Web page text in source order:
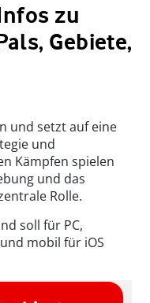
zu
Gebiete,
und setzt auf eine
und
Kämpfen spielen
und das
Rolle.
soll für PC,
mobil für iOS